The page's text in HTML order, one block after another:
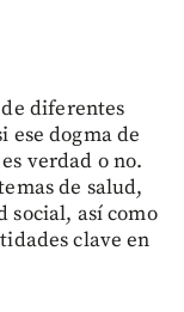
diferentes
ese dogma de
verdad o no.
de salud,
social, así como
clave en